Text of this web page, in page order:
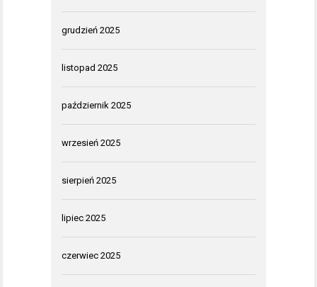
grudzień 2025
listopad 2025
październik 2025
wrzesień 2025
sierpień 2025
lipiec 2025
czerwiec 2025